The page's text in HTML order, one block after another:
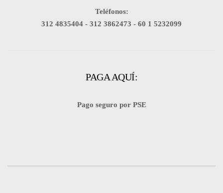
Teléfonos:
312 4835404 - 312 3862473 - 60 1 5232099
PAGA AQUÍ:
Pago seguro por PSE